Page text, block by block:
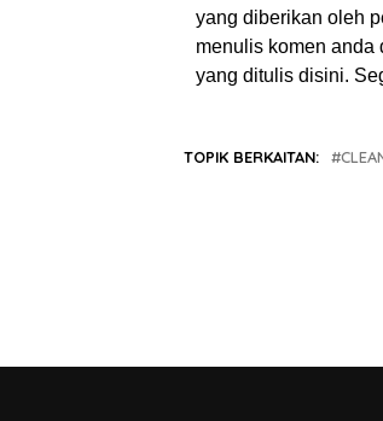
yang diberikan oleh
menulis komen anda
yang ditulis disini.
TOPIK BERKAITAN: